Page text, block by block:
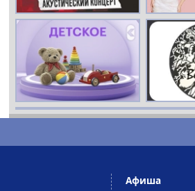
РЕКЛАМА 16+ РЕКЛАМА
Афиша